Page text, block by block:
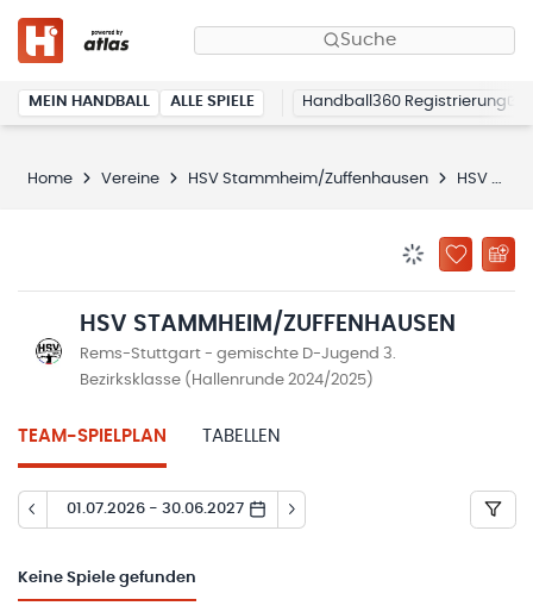
Suche
MEIN HANDBALL ALLE SPIELE Handball360 Registrierung
Home Vereine HSV Stammheim/Zuffenhausen HSV Stammheim/Zuffenhausen
ZU
HSV STAMMHEIM/ZUFFENHAUSEN
Rems-Stuttgart - gemischte D-Jugend 3.
Bezirksklasse (Hallenrunde 2024/2025)
TEAM-SPIELPLAN TABELLEN
01.07.2026 - 30.06.2027
Keine Spiele gefunden